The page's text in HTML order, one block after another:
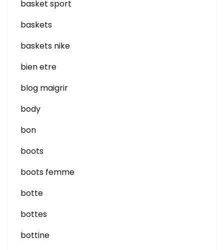
basket sport
baskets
baskets nike
bien etre
blog maigrir
body
bon
boots
boots femme
botte
bottes
bottine